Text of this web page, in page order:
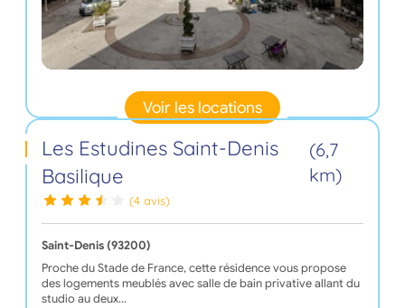
Voir les locations
Les Estudines Saint-Denis
Basilique
(6,7
km)
(4 avis)
Saint-Denis (93200)
Proche du Stade de France, cette résidence vous propose
des logements meublés avec salle de bain privative allant du
studio au deux…